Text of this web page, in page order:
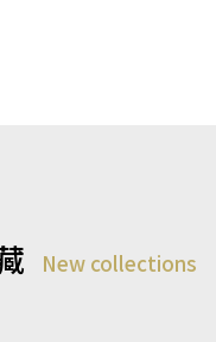
New collections